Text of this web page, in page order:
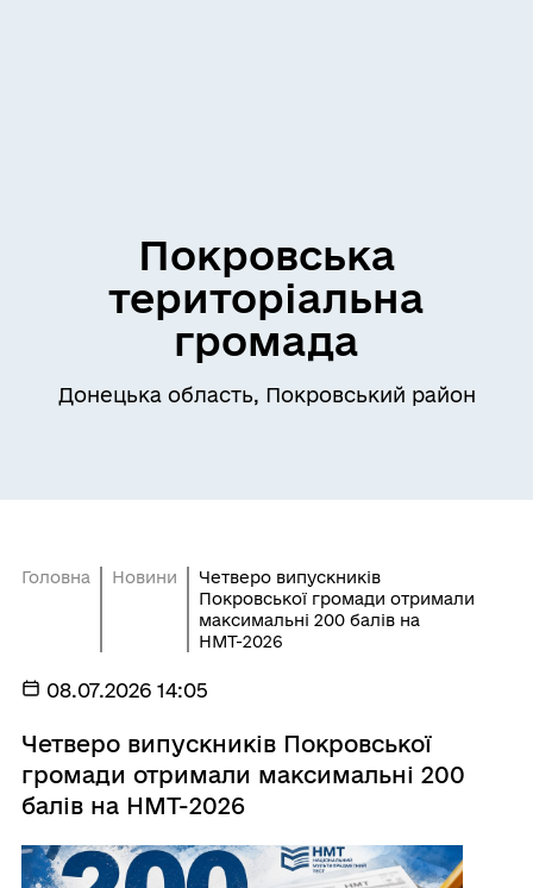
Покровська
територіальна
громада
Донецька область, Покровський район
Головна Новини
Четверо випускників
Покровської громади отримали
максимальні 200 балів на
НМТ-2026
08.07.2026 14:05
Четверо випускників Покровської
громади отримали максимальні 200
балів на НМТ-2026